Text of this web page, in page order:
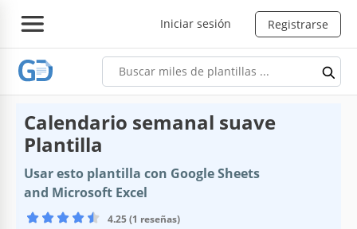
Iniciar sesión Registrarse
Calendario semanal suave
Plantilla
Usar esto plantilla con Google Sheets
and Microsoft Excel
4.25 (1 reseñas)